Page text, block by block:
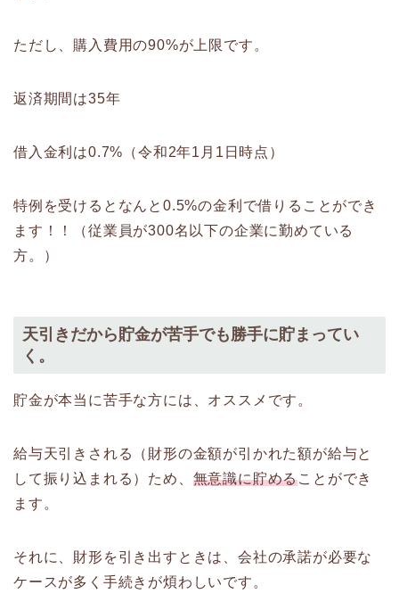
ただし、購入費用の90%が上限です。
返済期間は35年
借入金利は0.7%（令和2年1月1日時点）
特例を受けるとなんと0.5%の金利で借りることができ
ます！！（従業員が300名以下の企業に勤めている
方。）
天引きだから貯金が苦手でも勝手に貯まってい
く。
貯金が本当に苦手な方には、オススメです。
給与天引きされる（財形の金額が引かれた額が給与と
して振り込まれる）ため、 無意識に貯めることができ
ます。
それに、財形を引き出すときは、会社の承諾が必要な
ケースが多く手続きが煩わしいです。